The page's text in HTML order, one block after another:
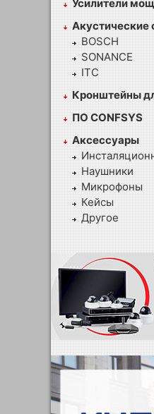
Усилители
Акустические
BOSCH
SONANCE
ITC
Кронштейны
ПО CONFSYS
Аксессуары
Наушники
Микрофоны
Кейсы
Другое